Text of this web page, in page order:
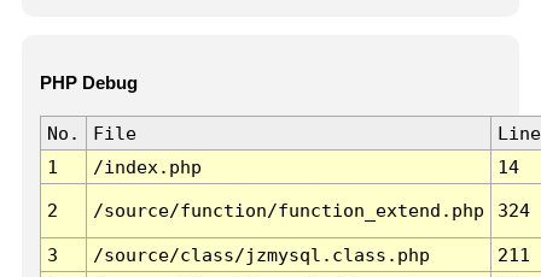
PHP Debug
No. File
Line
1
/index.php 14
2 /source/function/function_extend.php 324
3 /source/class/jzmysql.class.php
211